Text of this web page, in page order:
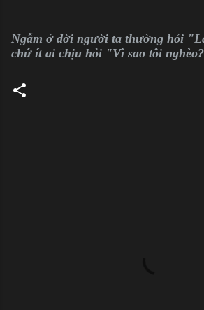
Ngẫm ở đời người ta thường hỏi
chứ ít ai chịu hỏi "Vì sao tôi